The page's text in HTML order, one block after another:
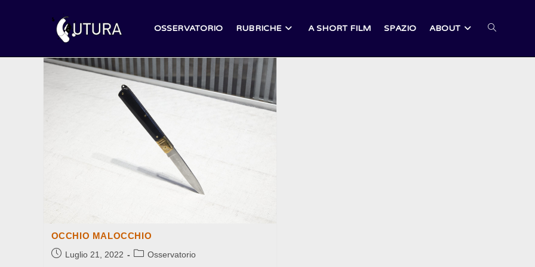
OSSERVATORIO RUBRICHE A SHORT FILM SPAZIO ABOUT ATTIVA/
OCCHIO MALOCCHIO
ArticoloLuglio 21, 2022
Categoria
Osservatorio